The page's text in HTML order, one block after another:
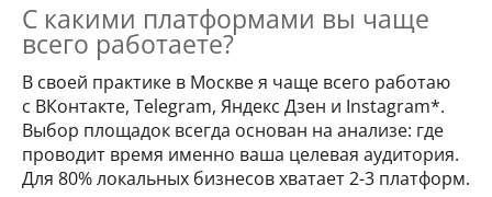
С какими платформами вы чаще
всего работаете?
В своей практике в Москве я чаще всего работаю
с ВКонтакте, Telegram, Яндекс Дзен и Instagram*.
Выбор площадок всегда основан на анализе: где
проводит время именно ваша целевая аудитория.
Для 80% локальных бизнесов хватает 2-3 платформ.